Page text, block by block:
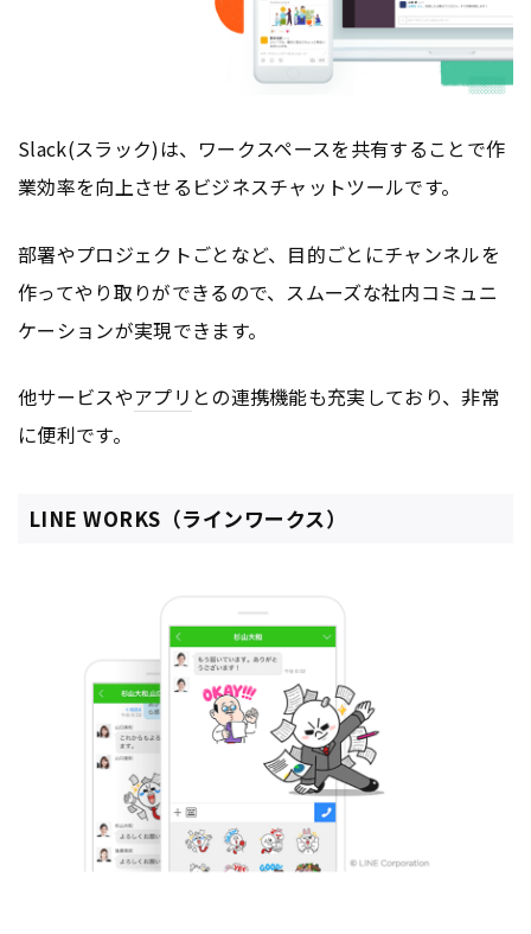
Slack(スラック)は、ワークスペースを共有することで作
業効率を向上させるビジネスチャットツールです。
部署やプロジェクトごとなど、目的ごとにチャンネルを
作ってやり取りができるので、スムーズな社内コミュニ
ケーションが実現できます。
他サービスやアプリ との連携機能も充実しており、非常
に便利です。
LINE WORKS（ラインワークス）